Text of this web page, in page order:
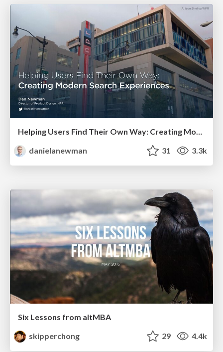
Helping Users Find Their Own Way: Creating Modern Search Experiences
danielanewman
31 3.3k
Six Lessons from altMBA
skipperchong
29 4.4k